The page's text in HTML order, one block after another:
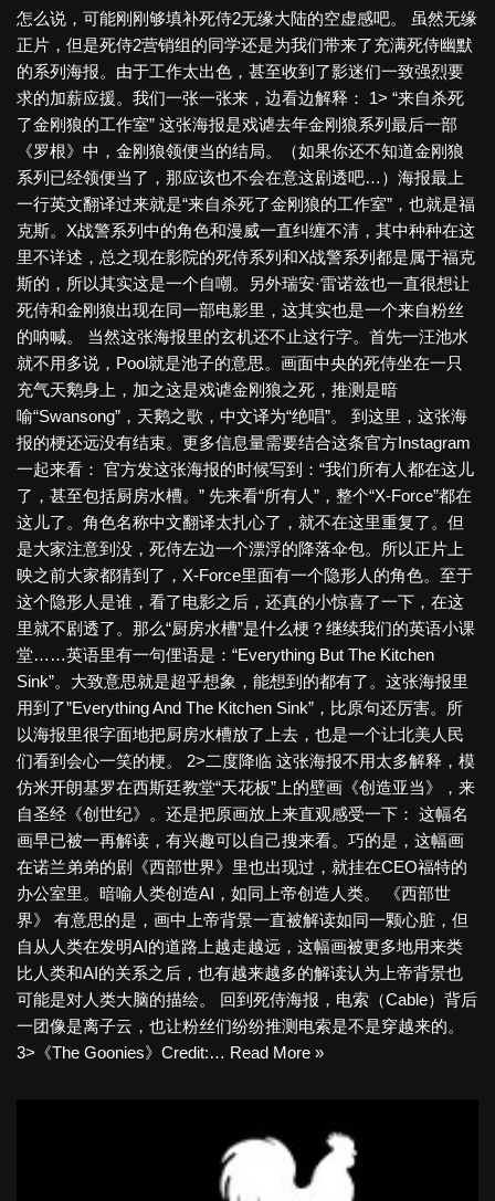
怎么说，可能刚刚够填补死侍2无缘大陆的空虚感吧。 虽然无缘
正片，但是死侍2营销组的同学还是为我们带来了充满死侍幽默
的系列海报。由于工作太出色，甚至收到了影迷们一致强烈要
求的加薪应援。我们一张一张来，边看边解释： 1> “来自杀死
了金刚狼的工作室” 这张海报是戏谑去年金刚狼系列最后一部
《罗根》中，金刚狼领便当的结局。（如果你还不知道金刚狼
系列已经领便当了，那应该也不会在意这剧透吧…）海报最上
一行英文翻译过来就是“来自杀死了金刚狼的工作室”，也就是福
克斯。X战警系列中的角色和漫威一直纠缠不清，其中种种在这
里不详述，总之现在影院的死侍系列和X战警系列都是属于福克
斯的，所以其实这是一个自嘲。另外瑞安·雷诺兹也一直很想让
死侍和金刚狼出现在同一部电影里，这其实也是一个来自粉丝
的呐喊。 当然这张海报里的玄机还不止这行字。首先一汪池水
就不用多说，pool就是池子的意思。画面中央的死侍坐在一只
充气天鹅身上，加之这是戏谑金刚狼之死，推测是暗
喻“Swansong”，天鹅之歌，中文译为“绝唱”。 到这里，这张海
报的梗还远没有结束。更多信息量需要结合这条官方Instagram
一起来看： 官方发这张海报的时候写到：“我们所有人都在这儿
了，甚至包括厨房水槽。” 先来看“所有人”，整个“X-Force”都在
这儿了。角色名称中文翻译太扎心了，就不在这里重复了。但
是大家注意到没，死侍左边一个漂浮的降落伞包。所以正片上
映之前大家都猜到了，X-Force里面有一个隐形人的角色。至于
这个隐形人是谁，看了电影之后，还真的小惊喜了一下，在这
里就不剧透了。那么“厨房水槽”是什么梗？继续我们的英语小课
堂……英语里有一句俚语是：“everything But The Kitchen
Sink”。大致意思就是超乎想象，能想到的都有了。这张海报里
用到了”everything And The Kitchen Sink”，比原句还厉害。所
以海报里很字面地把厨房水槽放了上去，也是一个让北美人民
们看到会心一笑的梗。 2>二度降临 这张海报不用太多解释，模
仿米开朗基罗在西斯廷教堂“天花板”上的壁画《创造亚当》，来
自圣经《创世纪》。还是把原画放上来直观感受一下： 这幅名
画早已被一再解读，有兴趣可以自己搜来看。巧的是，这幅画
在诺兰弟弟的剧《西部世界》里也出现过，就挂在CEO福特的
办公室里。暗喻人类创造AI，如同上帝创造人类。 《西部世
界》 有意思的是，画中上帝背景一直被解读如同一颗心脏，但
自从人类在发明AI的道路上越走越远，这幅画被更多地用来类
比人类和AI的关系之后，也有越来越多的解读认为上帝背景也
可能是对人类大脑的描绘。 回到死侍海报，电索（Cable）背后
一团像是离子云，也让粉丝们纷纷推测电索是不是穿越来的。
3>《The Goonies》Credit:… Read More »